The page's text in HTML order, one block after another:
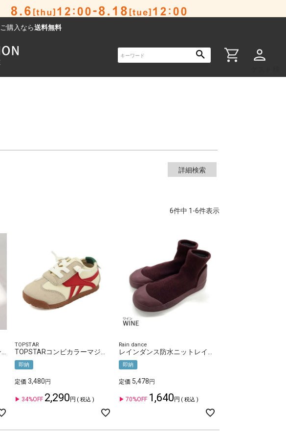
購入なら送料無料
詳細検索
録順 価格が安い順
レビュー順 キーワードヒット順
6件中 1 -6件表示
TOPSTAR
即納
定価 3,480
34%OFF 2,290 税込
Rain dance
即納
定価 5,478
70%OFF 1,640 税込